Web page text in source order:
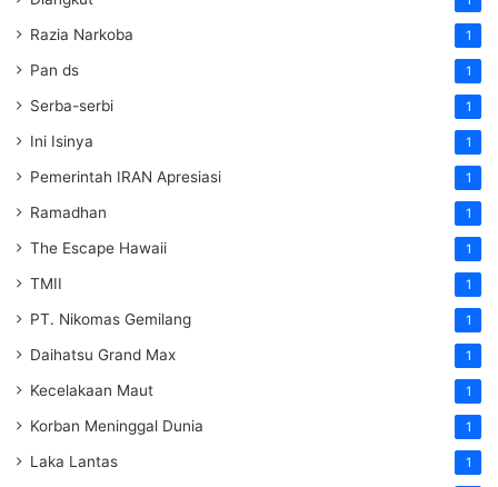
Razia Narkoba 1
Pan ds 1
Serba-serbi 1
Ini Isinya 1
Pemerintah IRAN Apresiasi 1
Ramadhan 1
The Escape Hawaii 1
TMII 1
PT. Nikomas Gemilang 1
Daihatsu Grand Max 1
Kecelakaan Maut 1
Korban Meninggal Dunia 1
Laka Lantas 1